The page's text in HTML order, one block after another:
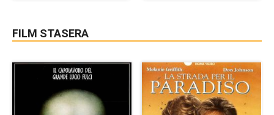
FILM STASERA